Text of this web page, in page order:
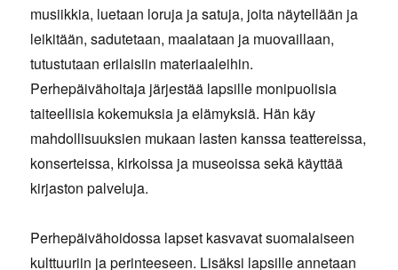
musiikkia, luetaan loruja ja satuja, joita näytellään ja
leikitään, sadutetaan, maalataan ja muovaillaan,
tutustutaan erilaisiin materiaaleihin.
Perhepäivähoitaja järjestää lapsille monipuolisia
taiteellisia kokemuksia ja elämyksiä. Hän käy
mahdollisuuksien mukaan lasten kanssa teattereissa,
konserteissa, kirkoissa ja museoissa sekä käyttää
kirjaston palveluja.
Perhepäivähoidossa lapset kasvavat suomalaiseen
kulttuuriin ja perinteeseen. Lisäksi lapsille annetaan